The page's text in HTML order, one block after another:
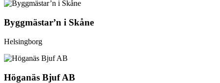
Byggmästar’n i Skåne
Helsingborg
Höganäs Bjuf AB